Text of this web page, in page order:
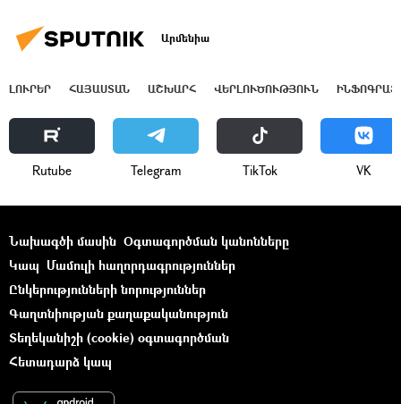
Արմենիա
ԼՈՒՐԵՐ ՀԱՅԱՍՏԱՆ ԱՇԽԱՐՀ ՎԵՐԼՈՒԾՈՒԹՅՈՒՆ
Rutube Telegram ТikТоk VK
Նախագծի մասին Օգտագործման կանոնները
Կապ Մամուլի հաղորդագրություններ
Ընկերությունների նորություններ
Գաղտնիության քաղաքականություն
Տեղեկանիշի (cookie) օգտագործման
Հետադարձ կապ